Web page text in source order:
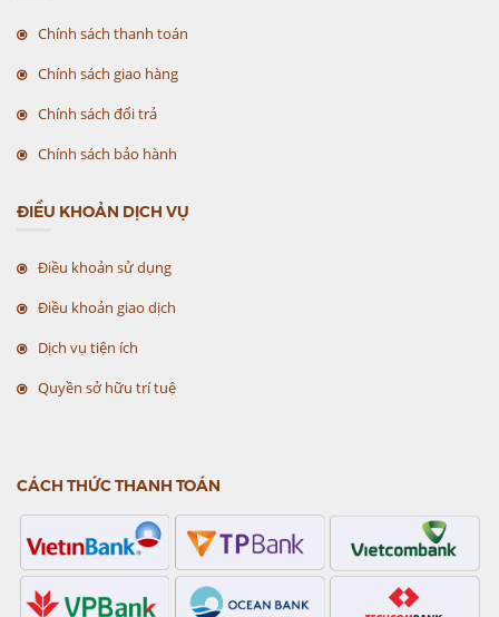
Chính sách thanh toán
Chính sách giao hàng
Chính sách đổi trả
Chính sách bảo hành
ĐIỀU KHOẢN DỊCH VỤ
Điều khoản sử dụng
Điều khoản giao dịch
Dịch vụ tiện ích
Quyền sở hữu trí tuệ
CÁCH THỨC THANH TOÁN